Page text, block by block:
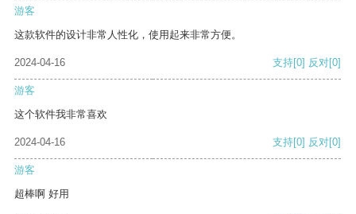
游客
这款软件的设计非常人性化，使用起来非常方便。
2024-04-16 支持[0] 反对[0]
游客
这个软件我非常喜欢
2024-04-16 支持[0] 反对[0]
游客
超棒啊 好用